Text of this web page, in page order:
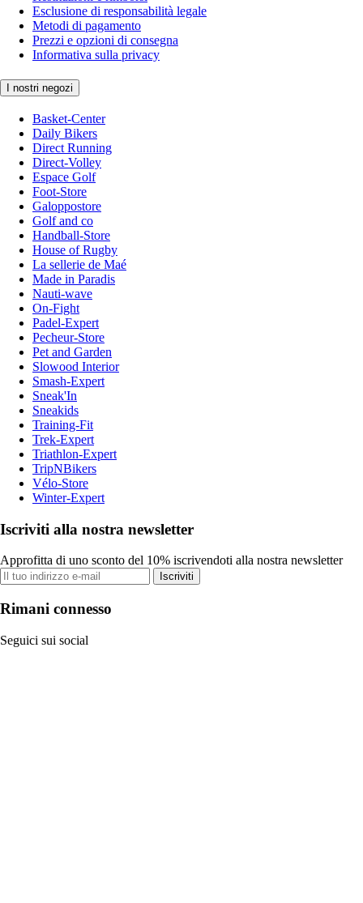
Esclusione di responsabilità legale
Metodi di pagamento
Prezzi e opzioni di consegna
Informativa sulla privacy
I nostri negozi
Basket-Center
Daily Bikers
Direct Running
Direct-Volley
Espace Golf
Foot-Store
Galoppostore
Golf and co
Handball-Store
House of Rugby
La sellerie de Maé
Made in Paradis
Nauti-wave
On-Fight
Padel-Expert
Pecheur-Store
Pet and Garden
Slowood Interior
Smash-Expert
Sneak'In
Sneakids
Training-Fit
Trek-Expert
Triathlon-Expert
TripNBikers
Vélo-Store
Winter-Expert
Iscriviti alla nostra newsletter
Approfitta di uno sconto del 10% iscrivendoti alla nostra newsletter
Iscriviti
Rimani connesso
Seguici sui social